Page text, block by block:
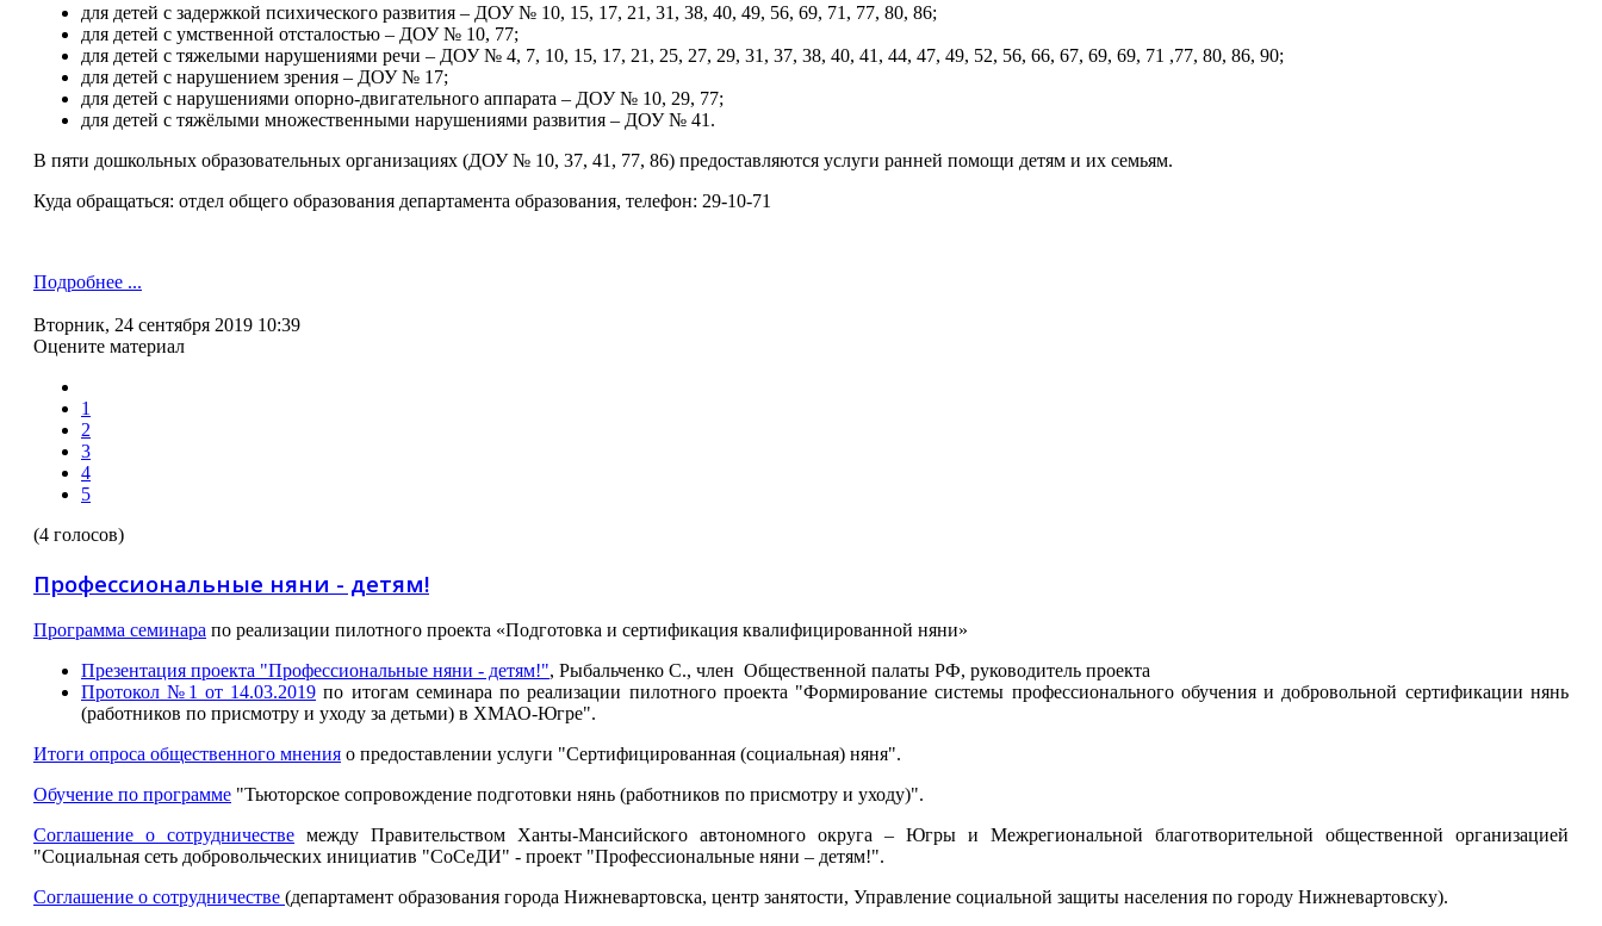
для детей с задержкой психического развития – ДОУ № 10, 15, 17, 21, 31, 38, 40, 49, 56, 69, 71, 77, 80, 86;
для детей с умственной отсталостью – ДОУ № 10, 77;
для детей с тяжелыми нарушениями речи – ДОУ № 4, 7, 10, 15, 17, 21, 25, 27, 29, 31, 37, 38, 40, 41, 44, 47, 49, 52, 56, 66, 67, 69, 69, 71 ,77, 80, 86, 90;
для детей с нарушением зрения – ДОУ № 17;
для детей с нарушениями опорно-двигательного аппарата – ДОУ № 10, 29, 77;
для детей с тяжёлыми множественными нарушениями развития – ДОУ № 41.
В пяти дошкольных образовательных организациях (ДОУ № 10, 37, 41, 77, 86) предоставляются услуги ранней помощи детям и их семьям.
Куда обращаться: отдел общего образования департамента образования, телефон: 29-10-71
Подробнее ...
Вторник, 24 сентября 2019 10:39
Оцените материал
1
2
3
4
5
(4 голосов)
Профессиональные няни - детям!
Программа семинара по реализации пилотного проекта «Подготовка и сертификация квалифицированной няни»
Презентация проекта "Профессиональные няни - детям!", Рыбальченко С., член Общественной палаты РФ, руководитель проекта
Протокол №1 от 14.03.2019 по итогам семинара по реализации пилотного проекта "Формирование системы профессионального обучения и добровольной сертификации нянь
(работников по присмотру и уходу за детьми) в ХМАО-Югре".
Итоги опроса общественного мнения о предоставлении услуги "Сертифицированная (социальная) няня".
Обучение по программе "Тьюторское сопровождение подготовки нянь (работников по присмотру и уходу)".
Соглашение о сотрудничестве между Правительством Ханты-Мансийского автономного округа – Югры и Межрегиональной благотворительной общественной организацией
"Социальная сеть добровольческих инициатив "СоСеДИ" - проект "Профессиональные няни – детям!".
Соглашение о сотрудничестве (департамент образования города Нижневартовска, центр занятости, Управление социальной защиты населения по городу Нижневартовску).